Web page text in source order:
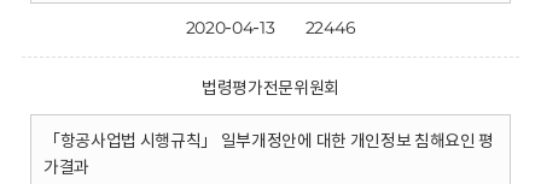
2020-04-13 22446
법령평가전문위원회
「항공사업법 시행규칙」 일부개정안에 대한 개인정보 침해요인 평
가결과